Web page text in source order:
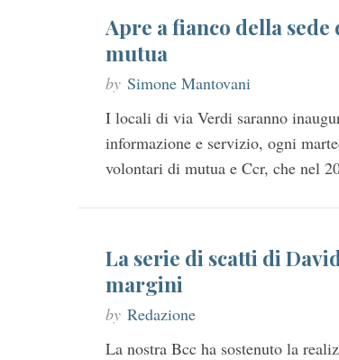
Apre a fianco della
mutua
by Simone Mantovani
I locali di via Verdi saranno
informazione e servizio, ogni
volontari di mutua e Ccr, che nel
La serie di scatti di
margini
by Redazione
La nostra Bcc ha sostenuto la
f
o
: